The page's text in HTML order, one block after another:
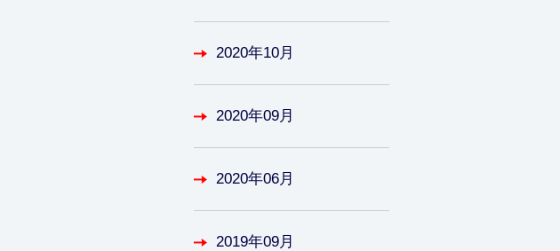
2020年10月
2020年09月
2020年06月
2019年09月